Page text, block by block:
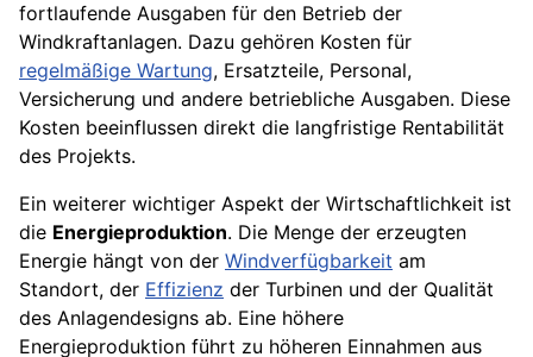
fortlaufende Ausgaben für den Betrieb der
Windkraftanlagen. Dazu gehören Kosten für
regelmäßige Wartung, Ersatzteile, Personal,
Versicherung und andere betriebliche Ausgaben. Diese
Kosten beeinflussen direkt die langfristige Rentabilität
des Projekts.
Ein weiterer wichtiger Aspekt der Wirtschaftlichkeit ist
die Energieproduktion. Die Menge der erzeugten
Energie hängt von der Windverfügbarkeit am
Standort, der Effizienz der Turbinen und der Qualität
des Anlagendesigns ab. Eine höhere
Energieproduktion führt zu höheren Einnahmen aus